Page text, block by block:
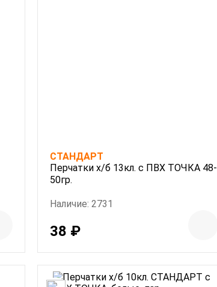
СТАНДАРТ
Перчатки х/б 13кл. с ПВХ ТОЧКА 48-
50гр.
Наличие: 2731
38 ₽